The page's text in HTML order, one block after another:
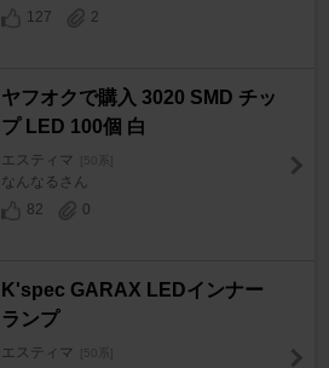
127
2
ヤフオクで購入 3020 SMD チッ
プ LED 100個 白
エスティマ [50系]
なんなるさん
82
0
K'spec GARAX LEDインナー
ランプ
エスティマ [50系]